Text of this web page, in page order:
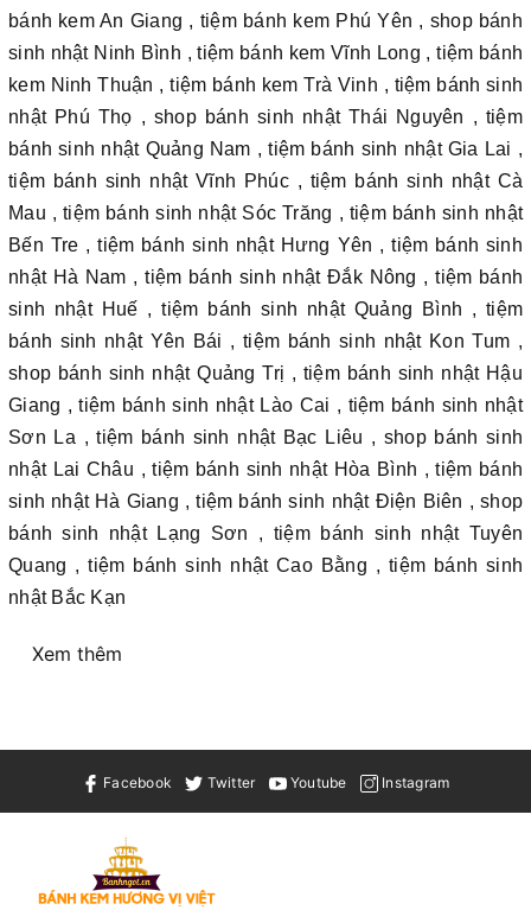
bánh kem An Giang , tiệm bánh kem Phú Yên , shop bánh
sinh nhật Ninh Bình , tiệm bánh kem Vĩnh Long , tiệm bánh
kem Ninh Thuận , tiệm bánh kem Trà Vinh , tiệm bánh sinh
nhật Phú Thọ , shop bánh sinh nhật Thái Nguyên , tiệm
bánh sinh nhật Quảng Nam , tiệm bánh sinh nhật Gia Lai ,
tiệm bánh sinh nhật Vĩnh Phúc , tiệm bánh sinh nhật Cà
Mau , tiệm bánh sinh nhật Sóc Trăng , tiệm bánh sinh nhật
Bến Tre , tiệm bánh sinh nhật Hưng Yên , tiệm bánh sinh
nhật Hà Nam , tiệm bánh sinh nhật Đắk Nông , tiệm bánh
sinh nhật Huế , tiệm bánh sinh nhật Quảng Bình , tiệm
bánh sinh nhật Yên Bái , tiệm bánh sinh nhật Kon Tum ,
shop bánh sinh nhật Quảng Trị , tiệm bánh sinh nhật Hậu
Giang , tiệm bánh sinh nhật Lào Cai , tiệm bánh sinh nhật
Sơn La , tiệm bánh sinh nhật Bạc Liêu , shop bánh sinh
nhật Lai Châu , tiệm bánh sinh nhật Hòa Bình , tiệm bánh
sinh nhật Hà Giang , tiệm bánh sinh nhật Điện Biên , shop
bánh sinh nhật Lạng Sơn , tiệm bánh sinh nhật Tuyên
Quang , tiệm bánh sinh nhật Cao Bằng , tiệm bánh sinh
nhật Bắc Kạn
Xem thêm
Facebook Twitter Youtube Instagram